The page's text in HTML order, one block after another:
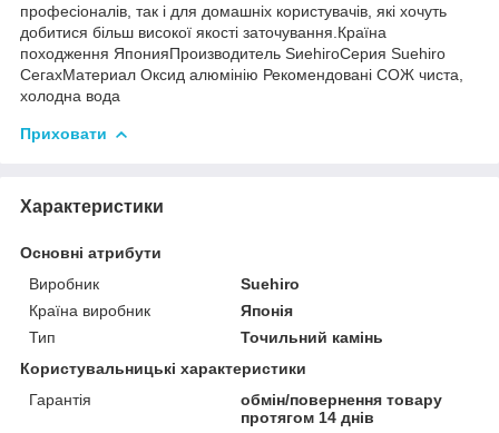
професіоналів, так і для домашніх користувачів, які хочуть
добитися більш високої якості заточування.Країна
походження ЯпонияПроизводитель ЅиеһігоСерия Suehiro
СегахМатериал Оксид алюмінію Рекомендовані СОЖ чиста,
холодна вода
Приховати
Характеристики
Основні атрибути
Виробник
Suehiro
Країна виробник
Японія
Тип
Точильний камінь
Користувальницькі характеристики
Гарантія
обмін/повернення товару
протягом 14 днів